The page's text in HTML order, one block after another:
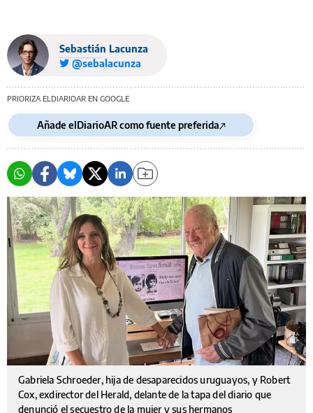
Sebastián Lacunza
@sebalacunza
PRIORIZA ELDIARIOAR EN GOOGLE
Añade elDiarioAR como fuente preferida
Gabriela Schroeder, hija de desaparecidos uruguayos, y Robert
Cox, exdirector del Herald, delante de la tapa del diario que
denunció el secuestro de la mujer y sus hermanos